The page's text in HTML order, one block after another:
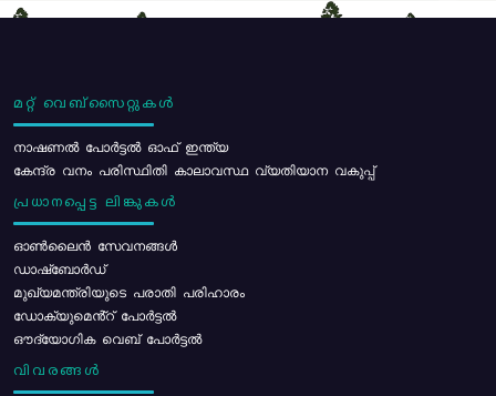
മറ്റ് വെബ്സൈറ്റുകൾ
നാഷണൽ പോർട്ടൽ ഓഫ് ഇന്ത്യ
കേന്ദ്ര വനം പരിസ്ഥിതി കാലാവസ്ഥ വ്യതിയാന വകുപ്പ്
പ്രധാനപ്പെട്ട ലിങ്കുകൾ
ഓൺലൈൻ സേവനങ്ങൾ
ഡാഷ്ബോർഡ്
മുഖ്യമന്ത്രിയുടെ പരാതി പരിഹാരം
ഡോക്യുമെൻ്റ് പോർട്ടൽ
ഔദ്യോഗിക വെബ് പോർട്ടൽ
വിവരങ്ങൾ